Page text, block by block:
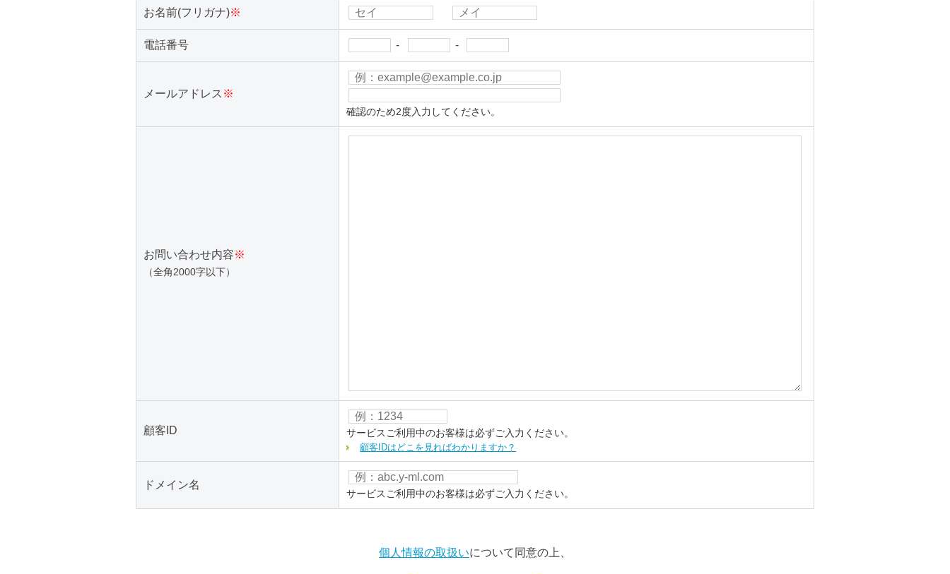
お名前(フリガナ)※
電話番号 - -
メールアドレス ※
確認のため2度入力してください。
お問い合わせ内容※
（全角2000字以下）
顧客ID サービスご利用中のお客様は必ずご入力ください。
顧客IDはどこを見ればわかりますか？
ドメイン名
サービスご利用中のお客様は必ずご入力ください。
個人情報の取扱いについて同意の上、